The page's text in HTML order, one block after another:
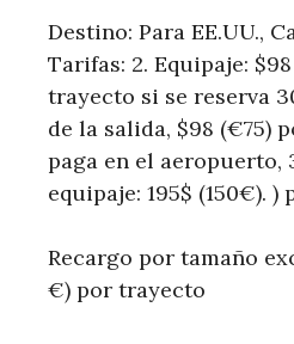
Destino: Para EE.UU.,
Tarifas: 2. Equipaje:
trayecto si se reserva
de la salida, $98 (€75)
paga en el aeropuerto,
equipaje: 195$ (150€). )
Recargo por tamaño
€) por trayecto